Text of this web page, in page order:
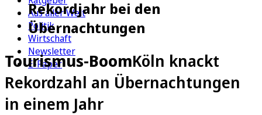
Aus aller Welt
Politik
Wirtschaft
Newsletter
E-Paper
Rekordjahr bei den
Übernachtungen
Tourismus-BoomKöln knackt
Rekordzahl an Übernachtungen
in einem Jahr